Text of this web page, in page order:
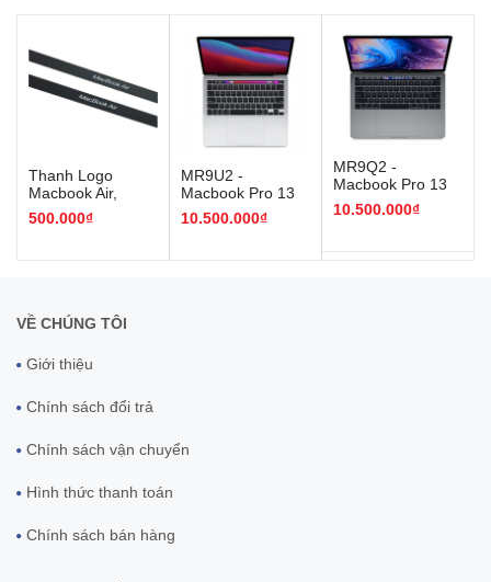
Thanh Logo
Macbook Air,
Macbook Pro
2016 trở lên
500.000₫
MR9U2 -
Macbook Pro 13
inch 2018 Silver
Core I5 8GB
10.500.000₫
MR9Q2 -
Macbook Pro 13
inch 2018 Space
Gray Core I5 8GB
10.500.000₫
VỀ CHÚNG TÔI
Giới thiệu
Chính sách đổi trả
Chính sách vận chuyển
Hình thức thanh toán
Chính sách bán hàng